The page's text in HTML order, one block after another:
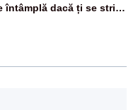
întâmplă dacă ți se strică